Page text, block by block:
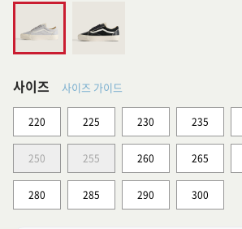
사이즈 사이즈 가이드
220 225 230 235
250 255 260 265
280 285 290 300